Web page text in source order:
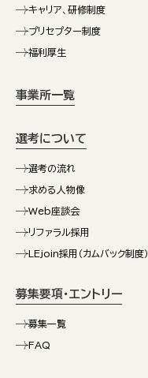
キャリア、研修制度
プリセプター制度
福利厚生
事業所一覧
選考について
選考の流れ
求める人物像
Web座談会
リファラル採用
LEjoin採用（カムバック制度）
募集要項・エントリー
募集一覧
FAQ